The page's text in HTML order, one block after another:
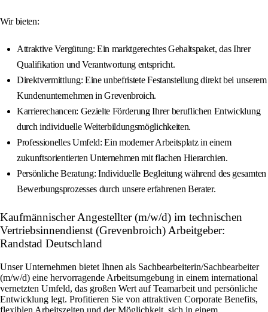
Wir bieten:
Attraktive Vergütung: Ein marktgerechtes Gehaltspaket, das Ihrer
Qualifikation und Verantwortung entspricht.
Direktvermittlung: Eine unbefristete Festanstellung direkt bei unserem
Kundenunternehmen in Grevenbroich.
Karrierechancen: Gezielte Förderung Ihrer beruflichen Entwicklung
durch individuelle Weiterbildungsmöglichkeiten.
Professionelles Umfeld: Ein moderner Arbeitsplatz in einem
zukunftsorientierten Unternehmen mit flachen Hierarchien.
Persönliche Beratung: Individuelle Begleitung während des gesamten
Bewerbungsprozesses durch unsere erfahrenen Berater.
Kaufmännischer Angestellter (m/w/d) im technischen
Vertriebsinnendienst (Grevenbroich) Arbeitgeber:
Randstad Deutschland
Unser Unternehmen bietet Ihnen als Sachbearbeiterin/Sachbearbeiter
(m/w/d) eine hervorragende Arbeitsumgebung in einem international
vernetzten Umfeld, das großen Wert auf Teamarbeit und persönliche
Entwicklung legt. Profitieren Sie von attraktiven Corporate Benefits,
flexiblen Arbeitszeiten und der Möglichkeit, sich in einem